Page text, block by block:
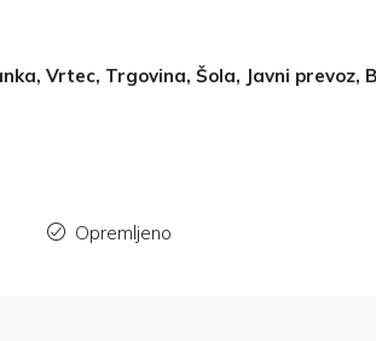
Vrtec, Trgovina, Šola, Javni prevoz,
Opremljeno